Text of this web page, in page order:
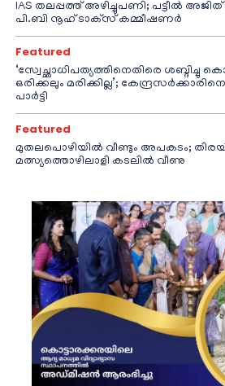
IAS തലപ്പത്ത് അഴിച്ചുപണി; പട്ടീല്‍
പി.ബി നൂഹ് ടാക്‌സ് കമ്മീഷണര്‍
Featured
‘സ്വേച്ഛാധിപത്യത്തിനെതിരെ ശബ്ദിച്ചു
ഒരിക്കലും മരിക്കില്ല’;
പാർട്ടി
Featured
മുതലപൊഴിയിൽ വീണ്ടും അപകടം;
മത്സ്യത്തൊഴിലാളി കടലിൽ വീണു